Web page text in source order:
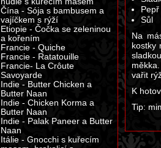
Pepř
Sůl
Na
kostky
vařit
K
Tip:
Čína - Sója s bambusem a
vajíčkem s rýží
Etiopie - Čočka se zeleninou
a kořením
Francie - Quiche
Francie - Ratatouille
Francie- La Crôute
Savoyarde
Indie - Butter Chicken a
Butter Naan
Indie - Chicken Korma a
Butter Naan
Indie - Palak Paneer a Butter
Naan
Itálie - Gnocchi s kuřecím